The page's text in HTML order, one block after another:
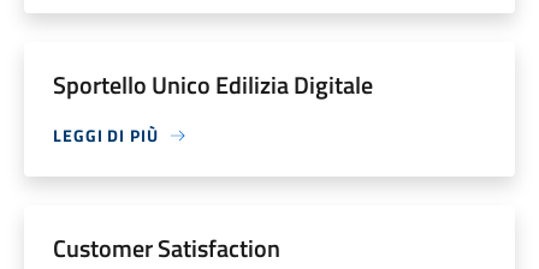
Sportello Unico Edilizia Digitale
LEGGI DI PIÙ
Customer Satisfaction